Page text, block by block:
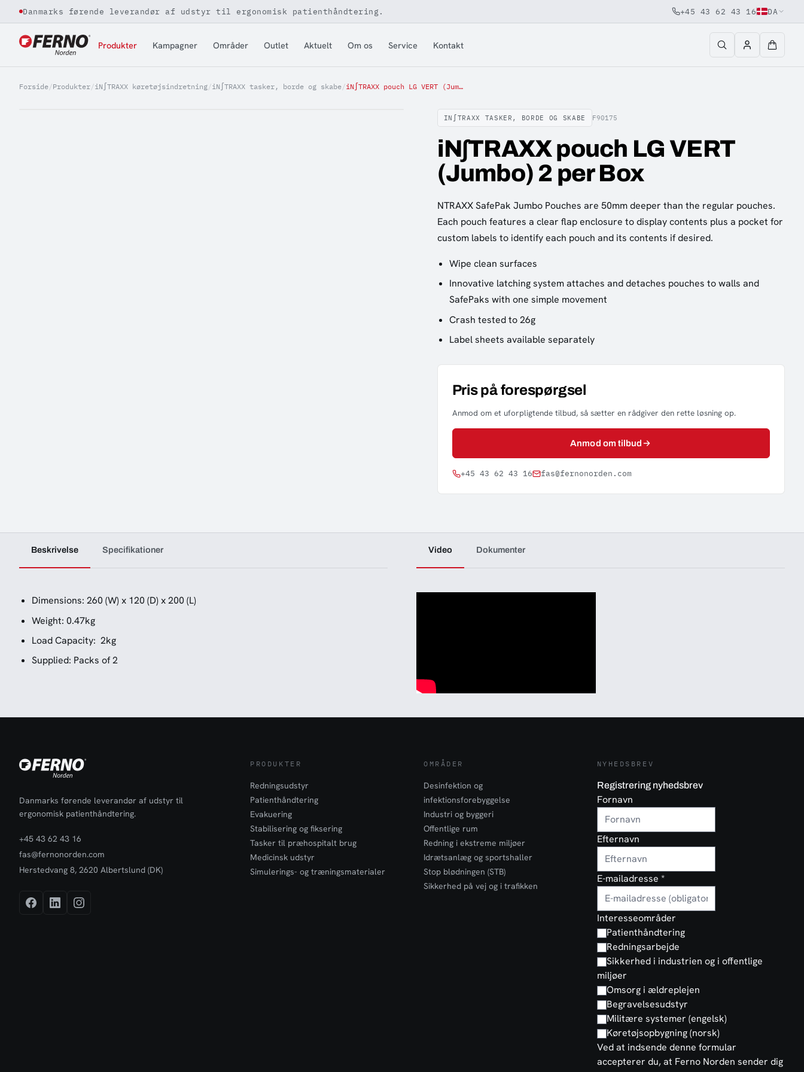
Jump to content
Danmarks førende leverandør af udstyr til ergonomisk patienthåndtering. +45 43 62 43 16 DA
Produkter Kampagner Områder Outlet Aktuelt Om os Service Kontakt
Forside/Produkter/iN∫TRAXX køretøjsindretning/iN∫TRAXX tasker, borde og skabe/ iN∫TRAXX pouch LG VERT (Jumbo) 2 per Box
IN∫TRAXX TASKER, BORDE OG SKABE F90175
iN∫TRAXX pouch LG VERT
(Jumbo) 2 per Box
NTRAXX SafePak Jumbo Pouches are 50mm deeper than the regular pouches.
Each pouch features a clear flap enclosure to display contents plus a pocket for
custom labels to identify each pouch and its contents if desired.
Wipe clean surfaces
Innovative latching system attaches and detaches pouches to walls and
SafePaks with one simple movement
Crash tested to 26g
Label sheets available separately
Pris på forespørgsel
Anmod om et uforpligtende tilbud, så sætter en rådgiver den rette løsning op.
Anmod om tilbud
+45 43 62 43 16 fas@fernonorden.com
Beskrivelse Specifikationer
Dimensions: 260 (W) x 120 (D) x 200 (L)
Weight: 0.47kg
Load Capacity: 2kg
Supplied: Packs of 2
Video Dokumenter
Danmarks førende leverandør af udstyr til
ergonomisk patienthåndtering.
+45 43 62 43 16
fas@fernonorden.com
Herstedvang 8, 2620 Albertslund (DK)
PRODUKTER
Redningsudstyr
Patienthåndtering
Evakuering
Stabilisering og fiksering
Tasker til præhospitalt brug
Medicinsk udstyr
Simulerings- og træningsmaterialer
OMRÅDER
Desinfektion og
infektionsforebyggelse
Industri og byggeri
Offentlige rum
Redning i ekstreme miljøer
Idrætsanlæg og sportshaller
Stop blødningen (STB)
Sikkerhed på vej og i trafikken
NYHEDSBREV
Registrering nyhedsbrev
Fornavn
Efternavn
E-mailadresse *
Interesseområder
Patienthåndtering
Redningsarbejde
Sikkerhed i industrien og i offentlige
miljøer
Omsorg i ældreplejen
Begravelsesudstyr
Militære systemer (engelsk)
Køretøjsopbygning (norsk)
Ved at indsende denne formular
accepterer du, at Ferno Norden sender dig